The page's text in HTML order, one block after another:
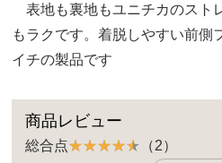
表地も裏地もユニチカのスト
もラクです。着脱しやすい前側
イチの製品です
商品レビュー
総合点
（2）